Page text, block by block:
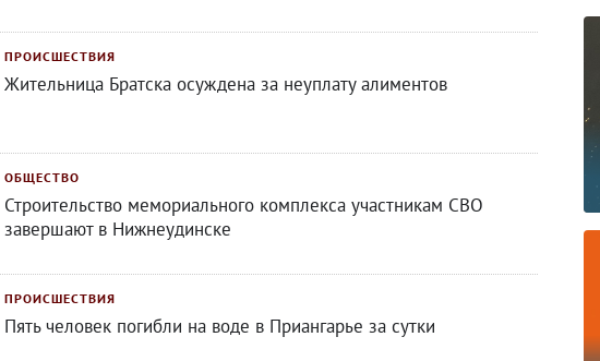
ПРОИСШЕСТВИЯ
Жительница Братска осуждена за неуплату алиментов
ОБЩЕСТВО
Строительство мемориального комплекса участникам СВО
завершают в Нижнеудинске
ПРОИСШЕСТВИЯ
Пять человек погибли на воде в Приангарье за сутки